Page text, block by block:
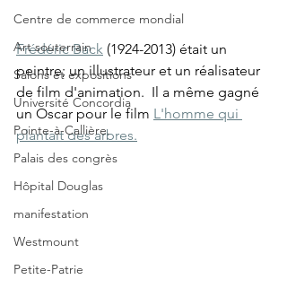
Centre de commerce mondial
Art souterrain
Salons et expositions
Université Concordia
Pointe-à-Callière.
Palais des congrès
Hôpital Douglas
manifestation
Westmount
Petite-Patrie
Frédéric Back (1924-2013) était un
peintre; un illustrateur et un réalisateur
de film d'animation.  Il a même gagné
un Oscar pour le film L'homme qui
plantait des arbres.